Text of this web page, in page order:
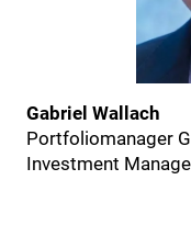
Gabriel Wallach
Portfoliomanager
Investment